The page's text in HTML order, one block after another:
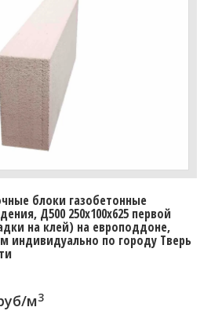
блоки газобетонные
Д500 250x100x625 первой
на клей) на европоддоне,
индивидуально по городу Тверь
м3